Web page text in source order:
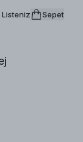
Listeniz Sepet